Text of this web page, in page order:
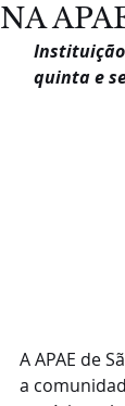
NA
quinta e
A APAE de
a